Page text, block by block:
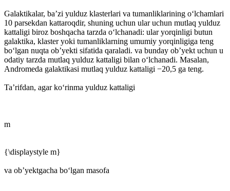
Galaktikalar, baʼzi yulduz klasterlari va tumanliklarining oʻlchamlari
10 parsekdan kattaroqdir, shuning uchun ular uchun mutlaq yulduz
kattaligi biroz boshqacha tarzda oʻlchanadi: ular yorqinligi butun
galaktika, klaster yoki tumanliklarning umumiy yorqinligiga teng
boʻlgan nuqta ob’yekti sifatida qaraladi. va bunday ob’yekt uchun u
odatiy tarzda mutlaq yulduz kattaligi bilan oʻlchanadi. Masalan,
Andromeda galaktikasi mutlaq yulduz kattaligi −20,5 ga teng.
Taʼrifdan, agar koʻrinma yulduz kattaligi
m
{\displaystyle m}
va ob’yektgacha boʻlgan masofa